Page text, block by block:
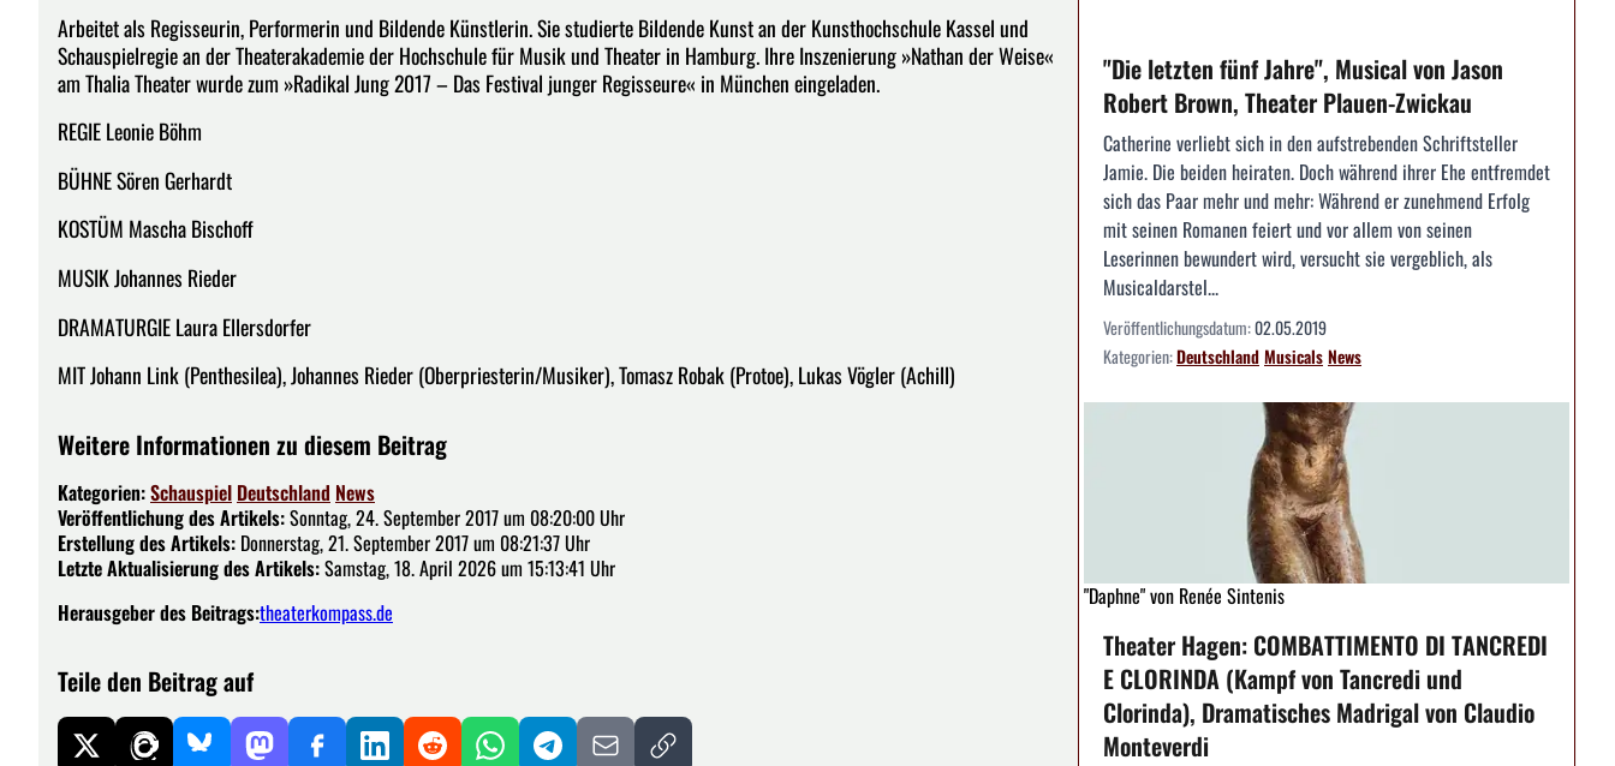
Arbeitet als Regisseurin, Performerin und Bildende Künstlerin. Sie studierte Bildende Kunst an der Kunsthochschule Kassel und
Schauspielregie an der Theaterakademie der Hochschule für Musik und Theater in Hamburg. Ihre Inszenierung »Nathan der Weise«
am Thalia Theater wurde zum »Radikal Jung 2017 – Das Festival junger Regisseure« in München eingeladen.
REGIE Leonie Böhm
BÜHNE Sören Gerhardt
KOSTÜM Mascha Bischoff
MUSIK Johannes Rieder
DRAMATURGIE Laura Ellersdorfer
MIT Johann Link (Penthesilea), Johannes Rieder (Oberpriesterin/Musiker), Tomasz Robak (Protoe), Lukas Vögler (Achill)
Weitere Informationen zu diesem Beitrag
Kategorien:Schauspiel Deutschland News
Veröffentlichung des Artikels:Sonntag, 24. September 2017 um 08:20:00 Uhr
Erstellung des Artikels: Donnerstag, 21. September 2017 um 08:21:37 Uhr
Letzte Aktualisierung des Artikels:Samstag, 18. April 2026 um 15:13:41 Uhr
Herausgeber des Beitrags:theaterkompass.de
Teile den Beitrag auf
"Die letzten fünf Jahre", Musical von Jason
Robert Brown, Theater Plauen-Zwickau
Catherine verliebt sich in den aufstrebenden Schriftsteller
Jamie. Die beiden heiraten. Doch während ihrer Ehe entfremdet
sich das Paar mehr und mehr: Während er zunehmend Erfolg
mit seinen Romanen feiert und vor allem von seinen
Leserinnen bewundert wird, versucht sie vergeblich, als
Musicaldarstel...
Veröffentlichungsdatum:02.05.2019
Kategorien:DeutschlandMusicalsNews
"Daphne" von Renée Sintenis
Theater Hagen: COMBATTIMENTO DI TANCREDI
E CLORINDA (Kampf von Tancredi und
Clorinda), Dramatisches Madrigal von Claudio
Monteverdi